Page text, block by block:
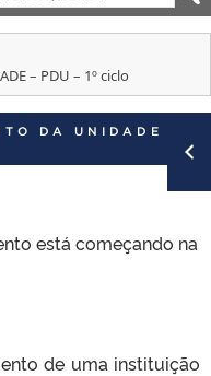
Canais
– PDU – 1º ciclo
DA UNIDADE –
está começando na
de uma instituição